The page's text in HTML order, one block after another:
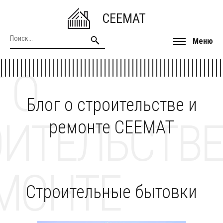
CEEMAT
Меню
Блог о строительстве и
ремонте CEEMAT
О
Строительные бытовки